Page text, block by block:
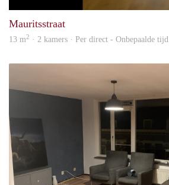
Mauritsstraat
13 m2 · 2 kamers · Per direct - Onbepaalde tijd